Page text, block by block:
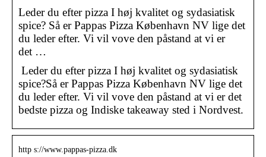
Leder du efter pizza I høj kvalitet og sydasiatisk
spice? Så er Pappas Pizza København NV lige det
du leder efter. Vi vil vove den påstand at vi er
det …
Leder du efter pizza I høj kvalitet og sydasiatisk
spice?Så er Pappas Pizza København NV lige det
du leder efter. Vi vil vove den påstand at vi er det
bedste pizza og Indiske takeaway sted i Nordvest.
http s://www.pappas-pizza.dk